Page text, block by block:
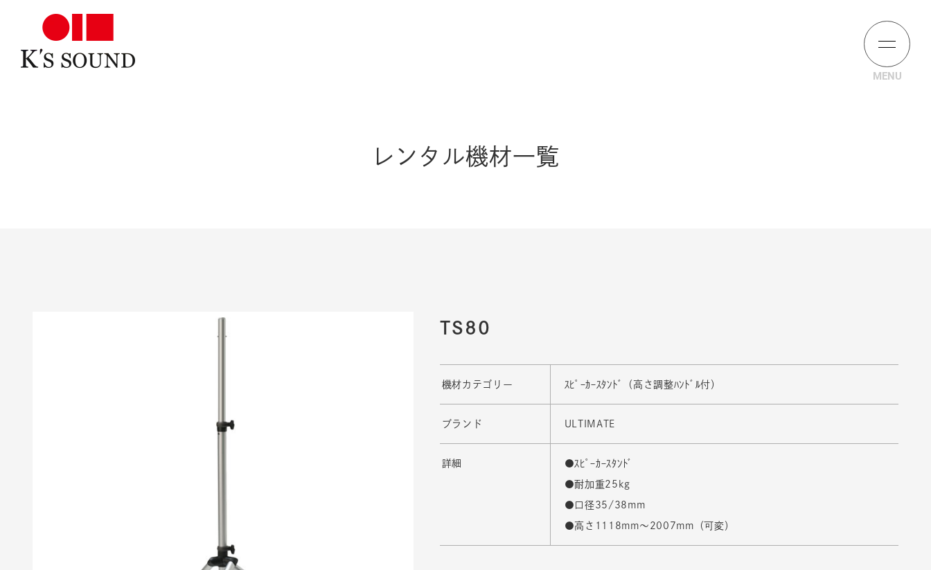
レンタル機材一覧
TS80
機材カテゴリー ｽﾋﾟｰｶｰｽﾀﾝﾄﾞ（高さ調整ﾊﾝﾄﾞﾙ付）
ブランド ULTIMATE
詳細 ●ｽﾋﾟｰｶｰｽﾀﾝﾄﾞ
●耐加重25kg
●口径35/38mm
●高さ1118mm〜2007mm（可変）